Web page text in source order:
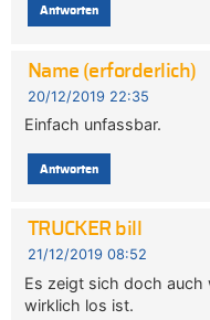
Antworten
Name (erforderlich)
20/12/2019 22:35
Einfach unfassbar.
Antworten
TRUCKER bill
21/12/2019 08:52
Es zeigt sich doch auch
wirklich los ist.